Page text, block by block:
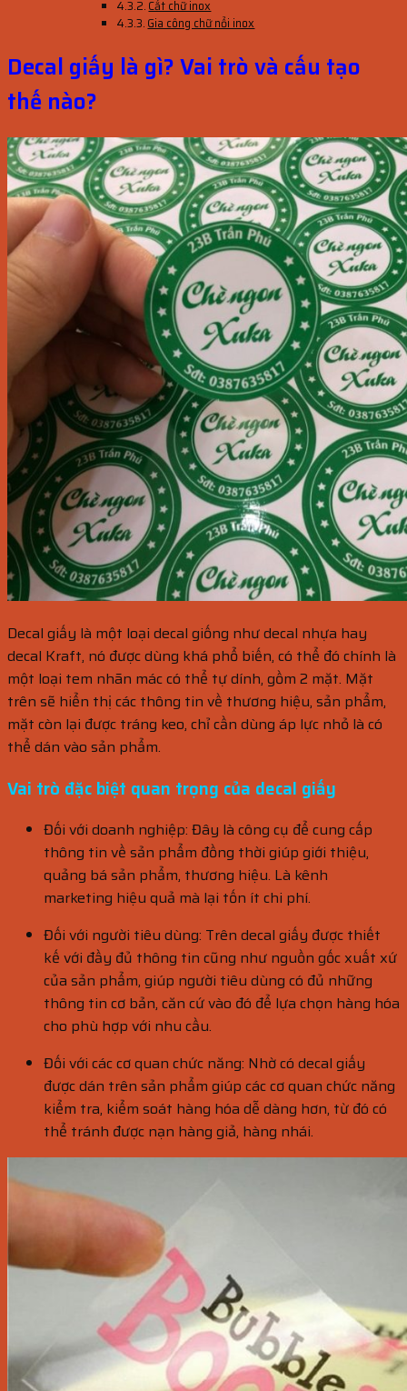
Cắt chữ inox
Gia công chữ nổi inox
Decal giấy là gì? Vai trò và cấu tạo
thế nào?
Decal giấy là một loại decal giống như decal nhựa hay
decal Kraft, nó được dùng khá phổ biến, có thể đó chính là
một loại tem nhãn mác có thể tự dính, gồm 2 mặt. Mặt
trên sẽ hiển thị các thông tin về thương hiệu, sản phẩm,
mặt còn lại được tráng keo, chỉ cần dùng áp lực nhỏ là có
thể dán vào sản phẩm.
Vai trò đặc biệt quan trọng của decal giấy
Đối với doanh nghiệp: Đây là công cụ để cung cấp
thông tin về sản phẩm đồng thời giúp giới thiệu,
quảng bá sản phẩm, thương hiệu. Là kênh
marketing hiệu quả mà lại tốn ít chi phí.
Đối với người tiêu dùng: Trên decal giấy được thiết
kế với đầy đủ thông tin cũng như nguồn gốc xuất xứ
của sản phẩm, giúp người tiêu dùng có đủ những
thông tin cơ bản, căn cứ vào đó để lựa chọn hàng hóa
cho phù hợp với nhu cầu.
Đối với các cơ quan chức năng: Nhờ có decal giấy
được dán trên sản phẩm giúp các cơ quan chức năng
kiểm tra, kiểm soát hàng hóa dễ dàng hơn, từ đó có
thể tránh được nạn hàng giả, hàng nhái.